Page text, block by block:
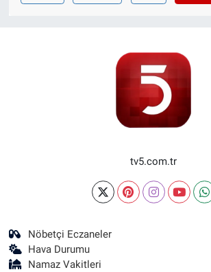
tv5.com.tr
Nöbetçi Eczaneler
Hava Durumu
Namaz Vakitleri